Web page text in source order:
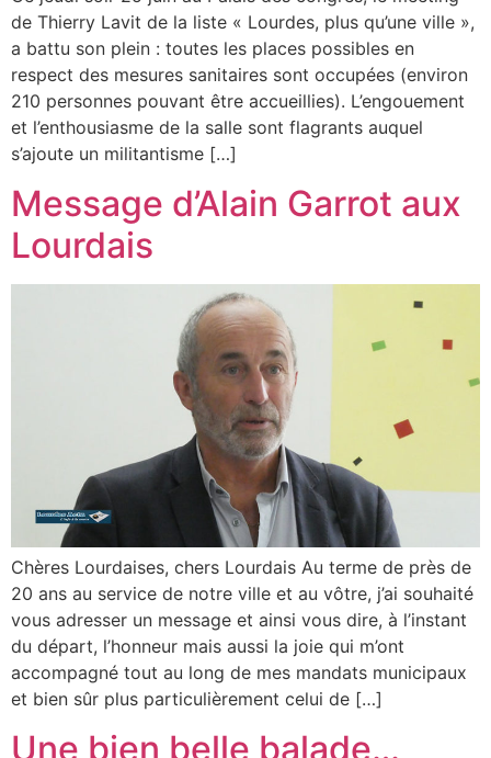
de Thierry Lavit de la liste « Lourdes, plus qu’une ville »,
a battu son plein : toutes les places possibles en
respect des mesures sanitaires sont occupées (environ
210 personnes pouvant être accueillies). L’engouement
et l’enthousiasme de la salle sont flagrants auquel
s’ajoute un militantisme […]
Message d’Alain Garrot aux
Lourdais
Chères Lourdaises, chers Lourdais Au terme de près de
20 ans au service de notre ville et au vôtre, j’ai souhaité
vous adresser un message et ainsi vous dire, à l’instant
du départ, l’honneur mais aussi la joie qui m’ont
accompagné tout au long de mes mandats municipaux
et bien sûr plus particulièrement celui de […]
Une bien belle balade…